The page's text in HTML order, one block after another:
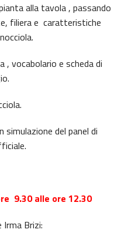
alla tavola , passando
filiera e caratteristiche
, vocabolario e scheda di
simulazione del panel di
9.30 alle ore 12.30
Brizi: